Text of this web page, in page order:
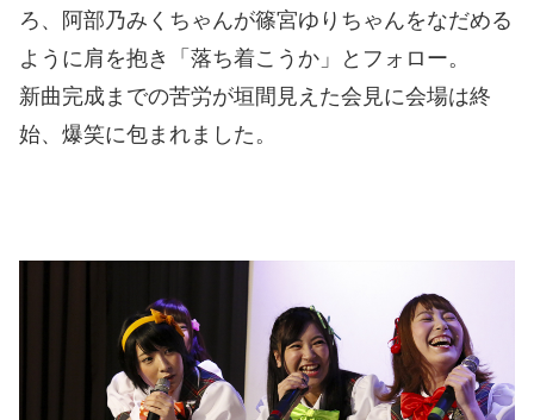
ろ、阿部乃みくちゃんが篠宮ゆりちゃんをなだめる
ように肩を抱き「落ち着こうか」とフォロー。
新曲完成までの苦労が垣間見えた会見に会場は終
始、爆笑に包まれました。